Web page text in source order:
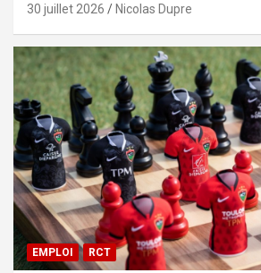
30 juillet 2026 Nicolas Dupre
EMPLOI RCT